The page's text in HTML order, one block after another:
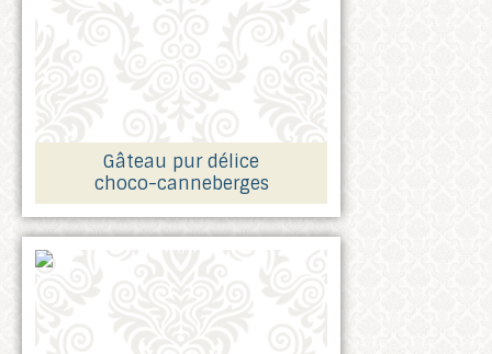
Gâteau pur délice
choco-canneberges